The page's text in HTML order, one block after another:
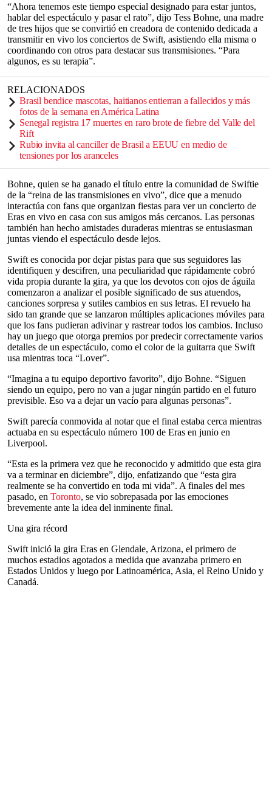
“Ahora tenemos este tiempo especial designado para estar juntos,
hablar del espectáculo y pasar el rato”, dijo Tess Bohne, una madre
de tres hijos que se convirtió en creadora de contenido dedicada a
transmitir en vivo los conciertos de Swift, asistiendo ella misma o
coordinando con otros para destacar sus transmisiones. “Para
algunos, es su terapia”.
RELACIONADOS
Brasil bendice mascotas, haitianos entierran a fallecidos y más
fotos de la semana en América Latina
Senegal registra 17 muertes en raro brote de fiebre del Valle del
Rift
Rubio invita al canciller de Brasil a EEUU en medio de
tensiones por los aranceles
Bohne, quien se ha ganado el título entre la comunidad de Swiftie
de la “reina de las transmisiones en vivo”, dice que a menudo
interactúa con fans que organizan fiestas para ver un concierto de
Eras en vivo en casa con sus amigos más cercanos. Las personas
también han hecho amistades duraderas mientras se entusiasman
juntas viendo el espectáculo desde lejos.
Swift es conocida por dejar pistas para que sus seguidores las
identifiquen y descifren, una peculiaridad que rápidamente cobró
vida propia durante la gira, ya que los devotos con ojos de águila
comenzaron a analizar el posible significado de sus atuendos,
canciones sorpresa y sutiles cambios en sus letras. El revuelo ha
sido tan grande que se lanzaron múltiples aplicaciones móviles para
que los fans pudieran adivinar y rastrear todos los cambios. Incluso
hay un juego que otorga premios por predecir correctamente varios
detalles de un espectáculo, como el color de la guitarra que Swift
usa mientras toca “Lover”.
“Imagina a tu equipo deportivo favorito”, dijo Bohne. “Siguen
siendo un equipo, pero no van a jugar ningún partido en el futuro
previsible. Eso va a dejar un vacío para algunas personas”.
Swift parecía conmovida al notar que el final estaba cerca mientras
actuaba en su espectáculo número 100 de Eras en junio en
Liverpool.
“Esta es la primera vez que he reconocido y admitido que esta gira
va a terminar en diciembre”, dijo, enfatizando que “esta gira
realmente se ha convertido en toda mi vida”. A finales del mes
pasado, en Toronto, se vio sobrepasada por las emociones
brevemente ante la idea del inminente final.
Una gira récord
Swift inició la gira Eras en Glendale, Arizona, el primero de
muchos estadios agotados a medida que avanzaba primero en
Estados Unidos y luego por Latinoamérica, Asia, el Reino Unido y
Canadá.